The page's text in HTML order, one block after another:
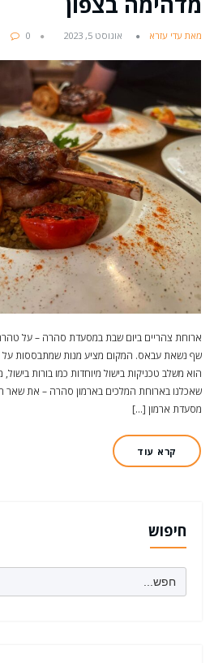
מאת עדי עזרא אוגוסט 5, 2023 0
ארוחת צהריים ביום שבת במסעדת סהרה – על
שף נשאת עבאס. המקום מציע מנות שמתבססות על
הוא משלב טכניקות בישול מיוחדות כמו בורות
שאכלנו בארוחת המלכים בארמון סהרה – את שאר
מסעדת ארמון […]
קרא עוד
חיפוש
Search
for: